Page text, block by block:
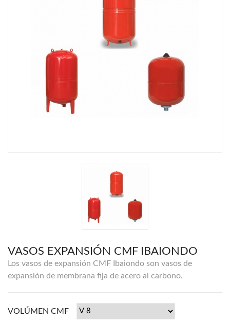
VASOS EXPANSIÓN CMF IBAIONDO
Los vasos de expansión CMF Ibaiondo son vasos de
expansión de membrana fija de acero al carbono.
VOLÚMEN CMF